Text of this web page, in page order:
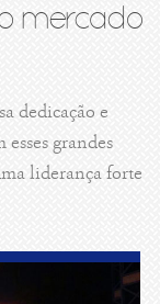
mercado
dedicação e
grandes
liderança forte